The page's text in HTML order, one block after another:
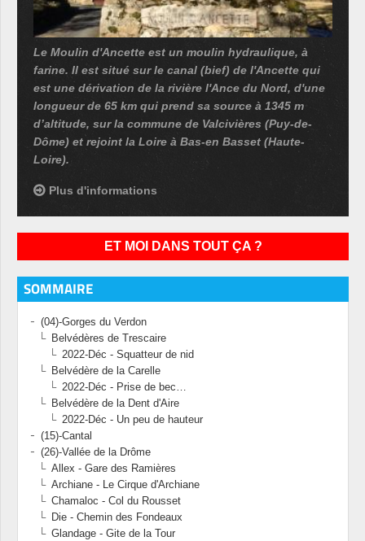
Le Moulin d'Ancette est un moulin hydraulique, à
farine. Il est situé sur le canal (bief) de l'Ancette qui
est une dérivation de la rivière l'Ance du Nord, d'une
longueur de 65 km qui prend sa source à 1345 m
d’altitude, sur la commune de Valcivières (Puy-de-
Dôme) et rejoint la Loire à Bas-en Basset (Haute-
Loire).
Plus d'informations
ET MOI DANS TOUT ÇA ?
SOMMAIRE
(04)-Gorges du Verdon
Belvédères de Trescaire
2022-Déc - Squatteur de nid
Belvédère de la Carelle
2022-Déc - Prise de bec…
Belvédère de la Dent d'Aire
2022-Déc - Un peu de hauteur
(15)-Cantal
(26)-Vallée de la Drôme
Allex - Gare des Ramières
Archiane - Le Cirque d'Archiane
Chamaloc - Col du Rousset
Die - Chemin des Fondeaux
Glandage - Gite de la Tour